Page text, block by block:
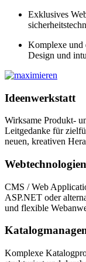
Exklusives
Komplexe und
Design und
Ideenwerkstatt
Wirksame Produkt-
Leitgedanke für
neuen, kreativen
Webtechnologien
CMS / Web
ASP.NET oder
und flexible
Komplexe